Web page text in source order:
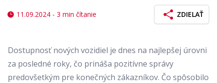
11.09.2024 - 3 min čítanie ZDIELAŤ
Dostupnosť nových vozidiel je dnes na najlepšej úrovni
za posledné roky, čo prináša pozitívne správy
predovšetkým pre konečných zákazníkov. Čo spôsobilo